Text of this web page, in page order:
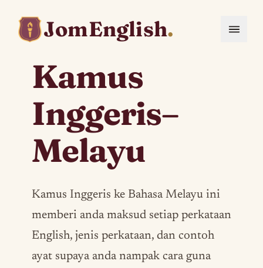
JomEnglish.
Kamus
Inggeris–
Melayu
Kamus Inggeris ke Bahasa Melayu ini
memberi anda maksud setiap perkataan
English, jenis perkataan, dan contoh
ayat supaya anda nampak cara guna